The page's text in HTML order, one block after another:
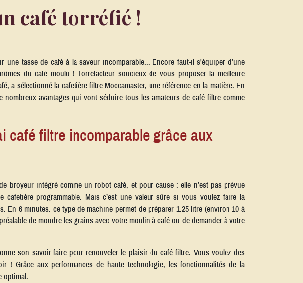
café torréfié !
tasse de café à la saveur incomparable... Encore faut-il s'équiper d’une
du café moulu ! Torréfacteur soucieux de vous proposer la meilleure
a sélectionné la cafetière filtre Moccamaster, une référence en la matière. En
avantages qui vont séduire tous les amateurs de café filtre comme
café filtre incomparable grâce aux
broyeur intégré comme un robot café, et pour cause : elle n’est pas prévue
programmable. Mais c’est une valeur sûre si vous voulez faire la
En 6 minutes, ce type de machine permet de préparer 1,25 litre (environ 10 à
de moudre les grains avec votre moulin à café ou de demander à votre
son savoir-faire pour renouveler le plaisir du café filtre. Vous voulez des
! Grâce aux performances de haute technologie, les fonctionnalités de la
optimal.